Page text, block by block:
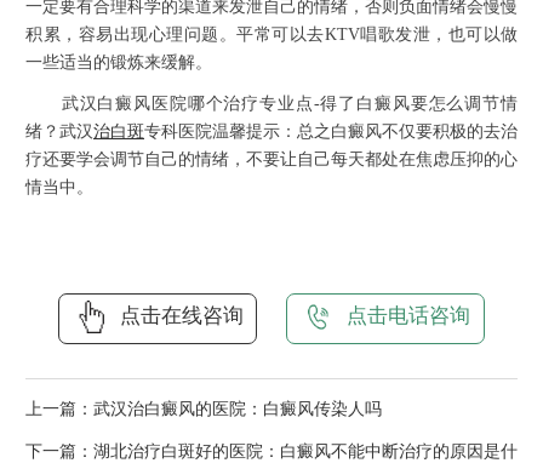
一定要有合理科学的渠道来发泄自己的情绪，否则负面情绪会慢慢
积累，容易出现心理问题。平常可以去KTV唱歌发泄，也可以做
一些适当的锻炼来缓解。
武汉白癜风医院哪个治疗专业点-得了白癜风要怎么调节情
绪？武汉治白斑专科医院温馨提示：总之白癜风不仅要积极的去治
疗还要学会调节自己的情绪，不要让自己每天都处在焦虑压抑的心
情当中。
点击在线咨询 点击电话咨询
上一篇： 武汉治白癜风的医院：白癜风传染人吗
下一篇： 湖北治疗白斑好的医院：白癜风不能中断治疗的原因是什